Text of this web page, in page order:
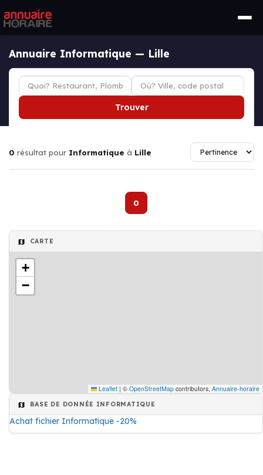
Annuaire Informatique — Lille
Trouver
0 résultat pour Informatique à Lille
0
CARTE
+
−
Leaflet | © OpenStreetMap contributors, Annuaire-horaire
BASE DE DONNÉE INFORMATIQUE
Achat fichier Informatique -20%